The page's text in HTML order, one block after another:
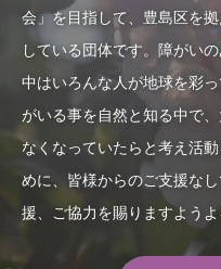
会」を目指して、豊島区を
している団体です。障がい
中はいろんな人が地球を彩
がいる事を自然と知る中で
なくなっていたらと考え活
めに、皆様からのご支援な
援、ご協力を賜りますようよ